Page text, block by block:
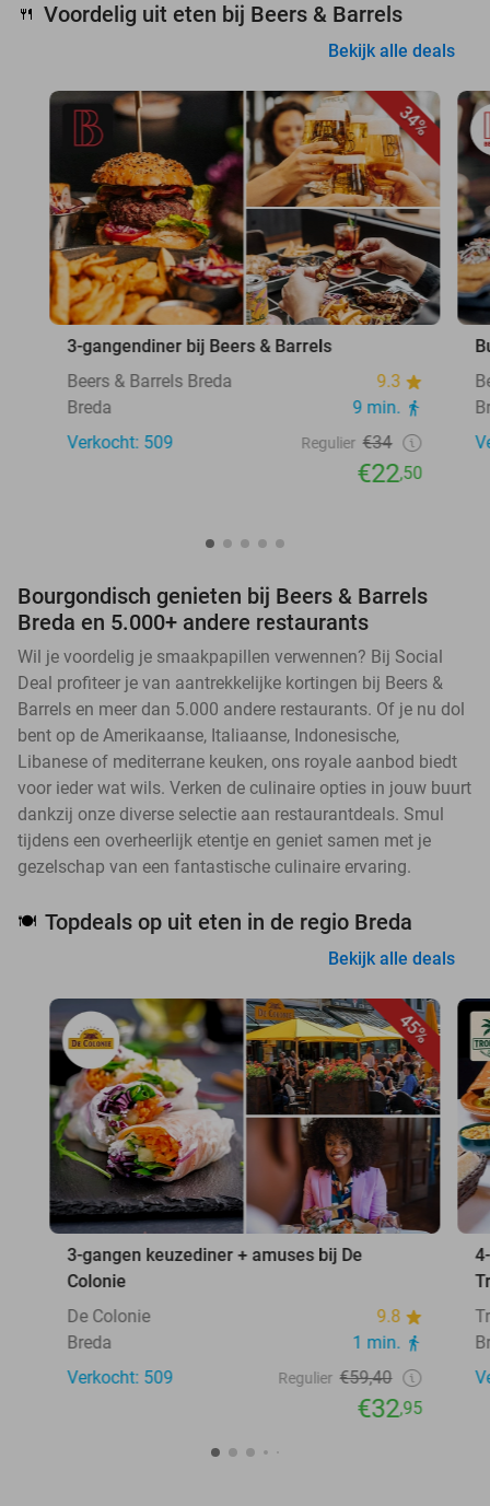
🍴 Voordelig uit eten bij Beers & Barrels
Bekijk alle deals
34%
3-gangendiner bij Beers & Barrels
Beers & Barrels Breda
9.3
Breda
9 min.
Verkocht: 509
Regulier €34
€22,50
Bourgondisch genieten bij Beers & Barrels
Breda en 5.000+ andere restaurants
Wil je voordelig je smaakpapillen verwennen? Bij Social
Deal profiteer je van aantrekkelijke kortingen bij Beers &
Barrels en meer dan 5.000 andere restaurants. Of je nu dol
bent op de Amerikaanse, Italiaanse, Indonesische,
Libanese of mediterrane keuken, ons royale aanbod biedt
voor ieder wat wils. Verken de culinaire opties in jouw buurt
dankzij onze diverse selectie aan restaurantdeals. Smul
tijdens een overheerlijk etentje en geniet samen met je
gezelschap van een fantastische culinaire ervaring.
🍽️ Topdeals op uit eten in de regio Breda
Bekijk alle deals
45%
3-gangen keuzediner + amuses bij De
Colonie
De Colonie
9.8
Breda
1 min.
Verkocht: 509
Regulier €59,40
€32,95